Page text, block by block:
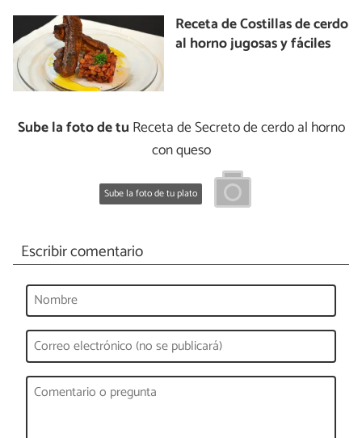
Receta de Costillas de cerdo
al horno jugosas y fáciles
Sube la foto de tu Receta de Secreto de cerdo al horno
con queso
Sube la foto de tu plato
Escribir comentario